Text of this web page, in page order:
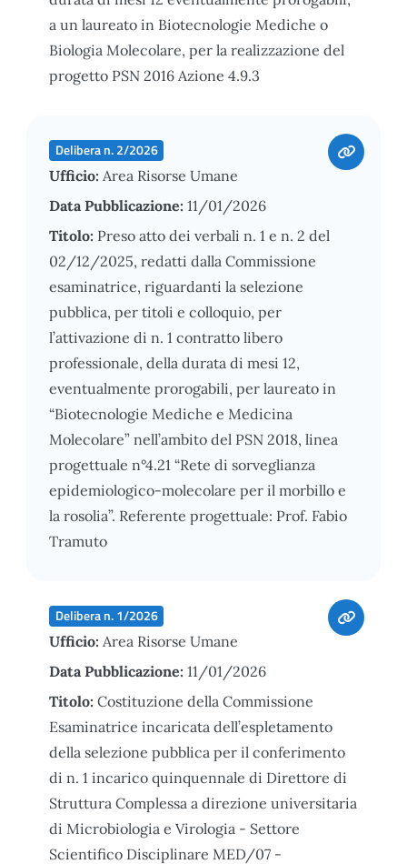
a un laureato in Biotecnologie Mediche o
Biologia Molecolare, per la realizzazione del
progetto PSN 2016 Azione 4.9.3
Delibera n. 2/2026
Ufficio: Area Risorse Umane
Data Pubblicazione: 11/01/2026
Titolo: Preso atto dei verbali n. 1 e n. 2 del
02/12/2025, redatti dalla Commissione
esaminatrice, riguardanti la selezione
pubblica, per titoli e colloquio, per
l’attivazione di n. 1 contratto libero
professionale, della durata di mesi 12,
eventualmente prorogabili, per laureato in
“Biotecnologie Mediche e Medicina
Molecolare” nell’ambito del PSN 2018, linea
progettuale n°4.21 “Rete di sorveglianza
epidemiologico-molecolare per il morbillo e
la rosolia”. Referente progettuale: Prof. Fabio
Tramuto
Delibera n. 1/2026
Ufficio: Area Risorse Umane
Data Pubblicazione: 11/01/2026
Titolo: Costituzione della Commissione
Esaminatrice incaricata dell’espletamento
della selezione pubblica per il conferimento
di n. 1 incarico quinquennale di Direttore di
Struttura Complessa a direzione universitaria
di Microbiologia e Virologia - Settore
Scientifico Disciplinare MED/07 -